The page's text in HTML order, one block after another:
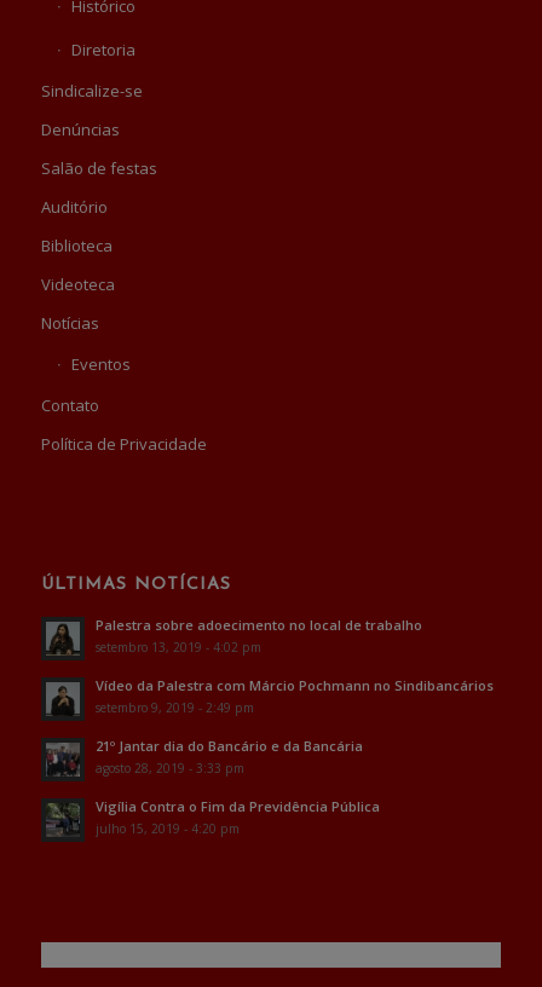
Histórico
Diretoria
Sindicalize-se
Denúncias
Salão de festas
Auditório
Biblioteca
Videoteca
Notícias
Eventos
Contato
Política de Privacidade
ÚLTIMAS NOTÍCIAS
Palestra sobre adoecimento no local de trabalho
setembro 13, 2019 - 4:02 pm
Vídeo da Palestra com Márcio Pochmann no Sindibancários
setembro 9, 2019 - 2:49 pm
21º Jantar dia do Bancário e da Bancária
agosto 28, 2019 - 3:33 pm
Vigília Contra o Fim da Previdência Pública
julho 15, 2019 - 4:20 pm